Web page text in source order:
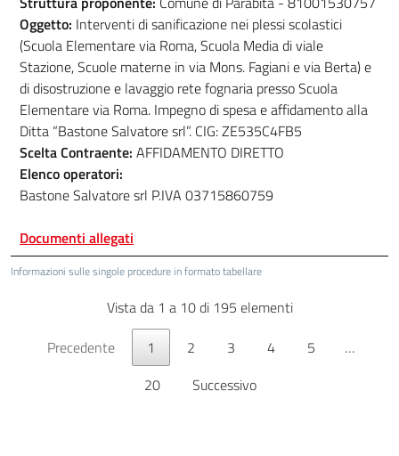
Informazioni sulle singole procedure in formato tabellare
Oggetto: Interventi di sanificazione nei plessi scolastici
(Scuola Elementare via Roma, Scuola Media di viale
Stazione, Scuole materne in via Mons. Fagiani e via Berta) e
di disostruzione e lavaggio rete fognaria presso Scuola
Elementare via Roma. Impegno di spesa e affidamento alla
Ditta “Bastone Salvatore srl”. CIG: ZE535C4FB5
Scelta Contraente: AFFIDAMENTO DIRETTO
Elenco operatori:
Bastone Salvatore srl P.IVA 03715860759
Documenti allegati
Vista da 1 a 10 di 195 elementi
Precedente
1 2 3 4 5
…
20
Successivo